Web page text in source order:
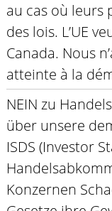
au cas où leurs
des lois. L’UE
Canada. Nous
atteinte à la
NEIN zu
über unsere
ISDS (Investor
Konzernen